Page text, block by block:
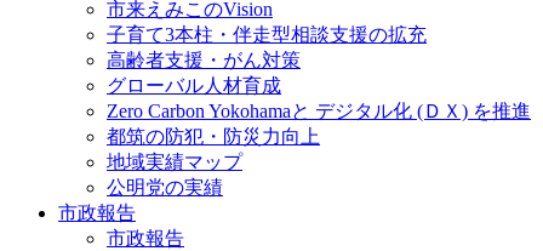
市来えみこのVision
子育て3本柱・伴走型相談支援の拡充
高齢者支援・がん対策
グローバル人材育成
Zero Carbon Yokohamaと デジタル化 (ＤＸ) を推進
都筑の防犯・防災力向上
地域実績マップ
公明党の実績
市政報告
市政報告